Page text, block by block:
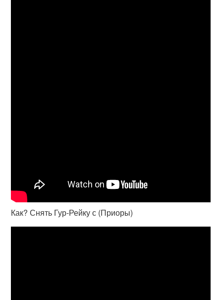
Как? Снять Гур-Рейку с (Приоры)